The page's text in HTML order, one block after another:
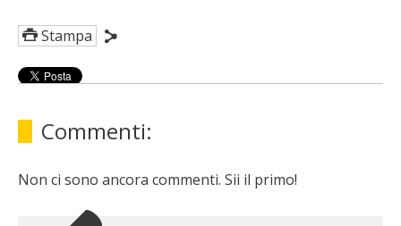
Stampa
Commenti:
Non ci sono ancora commenti. Sii il primo!